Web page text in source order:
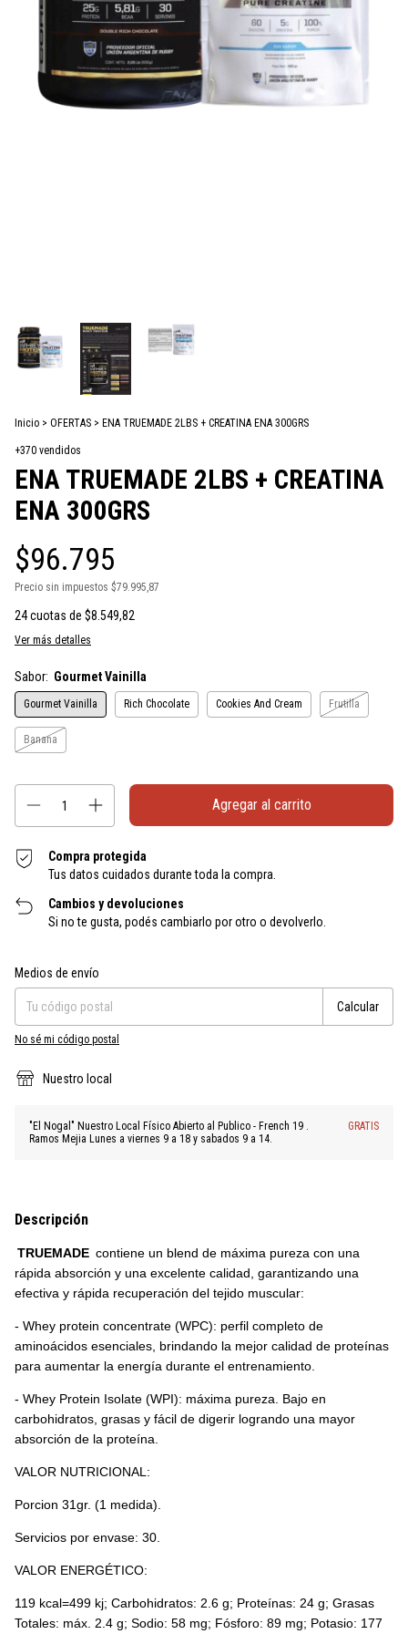
Inicio > OFERTAS > ENA TRUEMADE 2LBS + CREATINA ENA 300GRS
+370 vendidos
ENA TRUEMADE 2LBS + CREATINA
ENA 300GRS
$96.795
Precio sin impuestos $79.995,87
24cuotas de $8.549,82
Ver más detalles
Sabor: Gourmet Vainilla
Gourmet Vainilla Rich Chocolate Cookies And Cream Frutilla
Banana
Compra protegida
Tus datos cuidados durante toda la compra.
Cambios y devoluciones
Si no te gusta, podés cambiarlo por otro o devolverlo.
Entregas para el CP:
Medios de envío
Calcular
No sé mi código postal
Nuestro local
"El Nogal" Nuestro Local Físico Abierto al Publico - French 19 .
Ramos Mejia Lunes a viernes 9 a 18 y sabados 9 a 14.
GRATIS
Descripción
TRUEMADE contiene un blend de máxima pureza con una
rápida absorción y una excelente calidad, garantizando una
efectiva y rápida recuperación del tejido muscular:
- Whey protein concentrate (WPC): perfil completo de
aminoácidos esenciales, brindando la mejor calidad de proteínas
para aumentar la energía durante el entrenamiento.
- Whey Protein Isolate (WPI): máxima pureza. Bajo en
carbohidratos, grasas y fácil de digerir logrando una mayor
absorción de la proteína.
VALOR NUTRICIONAL:
Porcion 31gr. (1 medida).
Servicios por envase: 30.
VALOR ENERGÉTICO:
119 kcal=499 kj; Carbohidratos: 2.6 g; Proteínas: 24 g; Grasas
Totales: máx. 2.4 g; Sodio: 58 mg; Fósforo: 89 mg; Potasio: 177